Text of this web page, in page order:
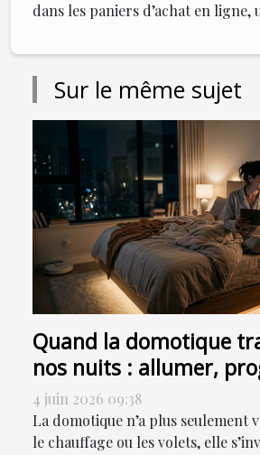
dans les paniers d’achat en ligne,
Sur le même sujet
Quand la domotique
nos nuits : allumer,
ou sensoriser ?
4 juin 2026 09:38
La domotique n’a plus seulement
le chauffage ou les volets, elle